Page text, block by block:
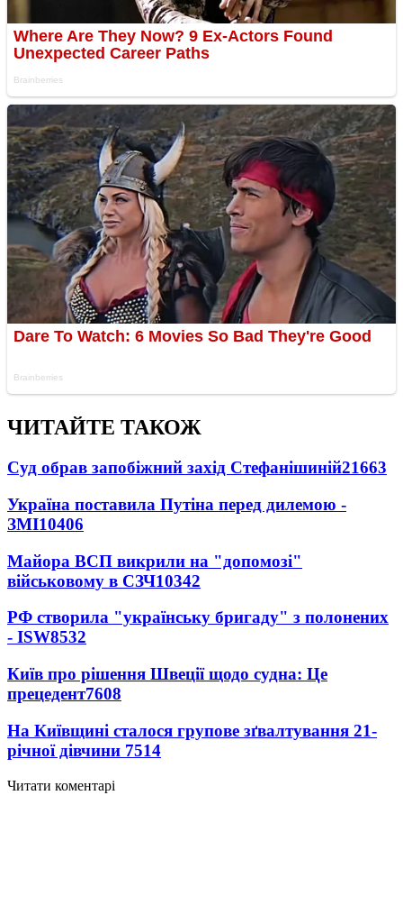
ЧИТАЙТЕ ТАКОЖ
Суд обрав запобіжний захід Стефанішиній21663
Україна поставила Путіна перед дилемою -
ЗМІ10406
Майора ВСП викрили на "допомозі"
військовому в СЗЧ10342
РФ створила "українську бригаду" з полонених
- ISW8532
Київ про рішення Швеції щодо судна: Це
прецедент7608
На Київщині сталося групове зґвалтування 21-
річної дівчини 7514
Читати коментарі